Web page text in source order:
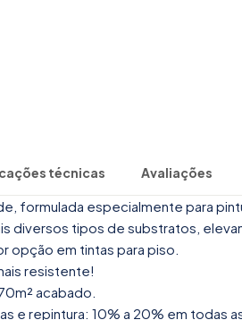
técnicas Avaliações
formulada especialmente para
diversos tipos de substratos,
opção em tintas para piso.
resistente!
acabado.
e repintura: 10% a 20% em todas